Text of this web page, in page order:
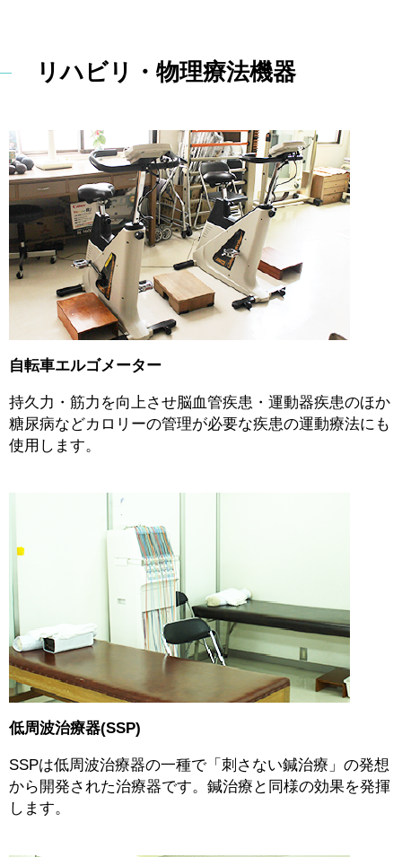
リハビリ・物理療法機器
自転車エルゴメーター
持久力・筋力を向上させ脳血管疾患・運動器疾患のほか
糖尿病などカロリーの管理が必要な疾患の運動療法にも
使用します。
低周波治療器(SSP)
SSPは低周波治療器の一種で「刺さない鍼治療」の発想
から開発された治療器です。鍼治療と同様の効果を発揮
します。